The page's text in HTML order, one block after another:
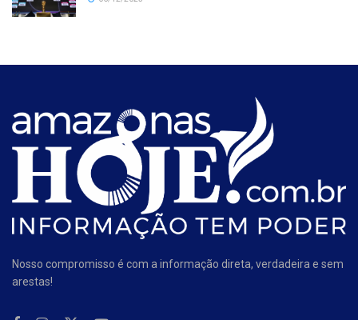
Nosso compromisso é com a informação direta, verdadeira e sem
arestas!